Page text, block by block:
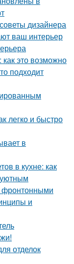
дизайнера
ваш интерьер
это возможно
подходит
легко и быстро
в
в кухне: как
фронтонными
и
отделок